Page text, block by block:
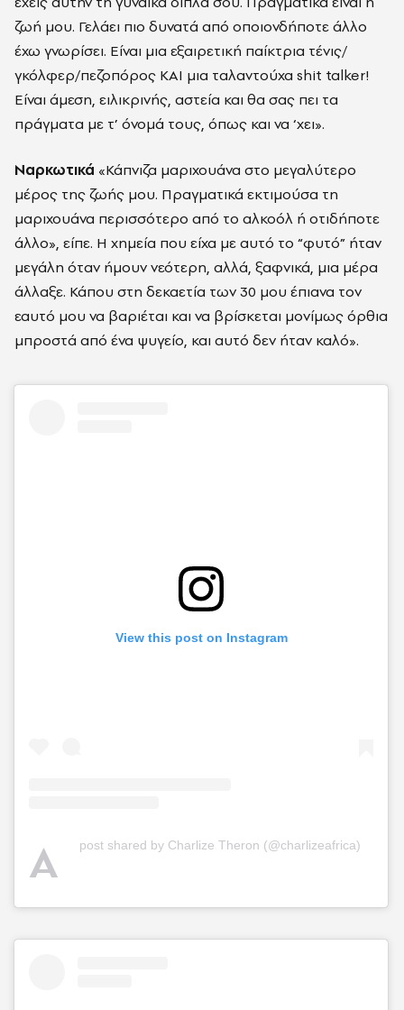
ζωή μου. Γελάει πιο δυνατά από οποιονδήποτε άλλο
έχω γνωρίσει. Είναι μια εξαιρετική παίκτρια τένις/
γκόλφερ/πεζοπόρος ΚΑΙ μια ταλαντούχα shit talker!
Είναι άμεση, ειλικρινής, αστεία και θα σας πει τα
πράγματα με τ’ όνομά τους, όπως και να ‘χει».
Ναρκωτικά «Κάπνιζα μαριχουάνα στο μεγαλύτερο
μέρος της ζωής μου. Πραγματικά εκτιμούσα τη
μαριχουάνα περισσότερο από το αλκοόλ ή οτιδήποτε
άλλο», είπε. Η χημεία που είχα με αυτό το “φυτό” ήταν
μεγάλη όταν ήμουν νεότερη, αλλά, ξαφνικά, μια μέρα
άλλαξε. Κάπου στη δεκαετία των 30 μου έπιανα τον
εαυτό μου να βαριέται και να βρίσκεται μονίμως όρθια
μπροστά από ένα ψυγείο, και αυτό δεν ήταν καλό».
View this post on Instagram
A post shared by Charlize Theron (@charlizeafrica)